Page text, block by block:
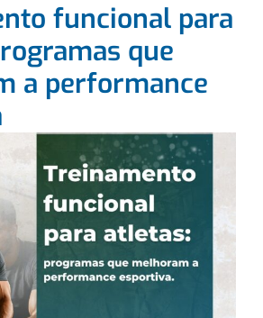
funcional para
que
a performance